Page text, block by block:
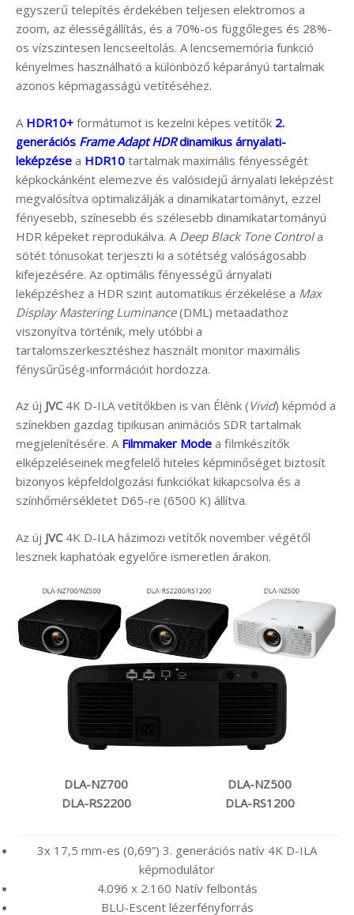
egyszerű telepítés érdekében teljesen elektromos a
zoom, az élességállítás, és a 70%-os függőleges és 28%-
os vízszintesen lencseeltolás. A lencsememória funkció
kényelmes használható a különböző képarányú tartalmak
azonos képmagasságú vetítéséhez.
A HDR10+ formátumot is kezelni képes vetítők 2.
generációs Frame Adapt HDRdinamikus árnyalati-
leképzése a HDR10 tartalmak maximális fényességét
képkockánként elemezve és valósidejű árnyalati leképzést
megvalósítva optimalizálják a dinamikatartományt, ezzel
fényesebb, színesebb és szélesebb dinamikatartományú
HDR képeket reprodukálva. A Deep Black Tone Controla
sötét tónusokat terjeszti ki a sötétség valóságosabb
kifejezésére. Az optimális fényességű árnyalati
leképzéshez a HDR szint automatikus érzékelése a Max
Display Mastering Luminance(DML) metaadathoz
viszonyítva történik, mely utóbbi a
tartalomszerkesztéshez használt monitor maximális
fénysűrűség-információit hordozza.
Az új JVC4K D-ILA vetítőkben is van Élénk (Vivid) képmód a
színekben gazdag tipikusan animációs SDR tartalmak
megjelenítésére. A Filmmaker Mode a filmkészítők
elképzeléseinek megfelelő hiteles képminőséget biztosít
bizonyos képfeldolgozási funkciókat kikapcsolva és a
színhőmérsékletet D65-re (6500 K) állítva.
Az új JVC4K D-ILA házimozi vetítők november végétől
lesznek kaphatóak egyelőre ismeretlen árakon.
DLA-NZ700
DLA-RS2200
DLA-NZ500
DLA-RS1200
3x 17,5 mm-es (0,69”) 3. generációs natív 4K D-ILA
képmodulátor
4.096 x 2.160 Natív felbontás
BLU-Escent lézerfényforrás